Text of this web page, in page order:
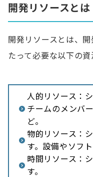
システム開発リソー
IT需要が増加して
開発途中で変更が
企業の制度や方針
予算が不足している
リソースの不足を解
オフショア開発
開発リソースとは
開発リソースとは、
たって必要な以下の資
人的リソース：
チームのメンバ
ど。
物的リソース：
す。設備やソフ
時間リソース：
す。